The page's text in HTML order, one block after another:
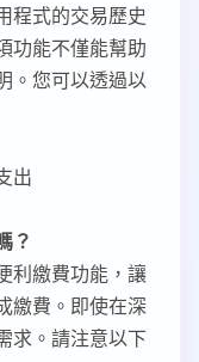
程式的交易歷史
功能不僅能幫助
。您可以透過以
出
？
利繳費功能，讓
繳費。即使在深
求。請注意以下